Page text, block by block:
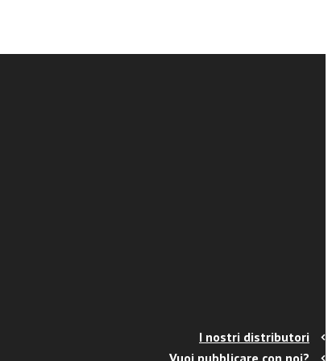
I nostri distributori
Vuoi pubblicare con noi?